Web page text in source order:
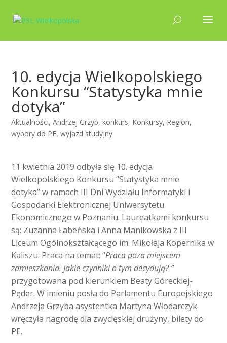
10. edycja Wielkopolskiego
Konkursu “Statystyka mnie
dotyka”
Aktualności,Andrzej Grzyb,konkurs, Konkursy, Region,
wybory do PE,wyjazd studyjny
11 kwietnia 2019 odbyła się 10. edycja
Wielkopolskiego Konkursu “Statystyka mnie
dotyka” w ramach III Dni Wydziału Informatyki i
Gospodarki Elektronicznej Uniwersytetu
Ekonomicznego w Poznaniu. Laureatkami konkursu
są: Zuzanna Łabeńska i Anna Manikowska z III
Liceum Ogólnokształcącego im. Mikołaja Kopernika w
Kaliszu. Praca na temat: “Praca poza miejscem
zamieszkania. Jakie czynniki o tym decydują? ”
przygotowana pod kierunkiem Beaty Góreckiej-
Pęder. W imieniu posła do Parlamentu Europejskiego
Andrzeja Grzyba asystentka Martyna Włodarczyk
wręczyła nagrodę dla zwycięskiej drużyny, bilety do
PE.